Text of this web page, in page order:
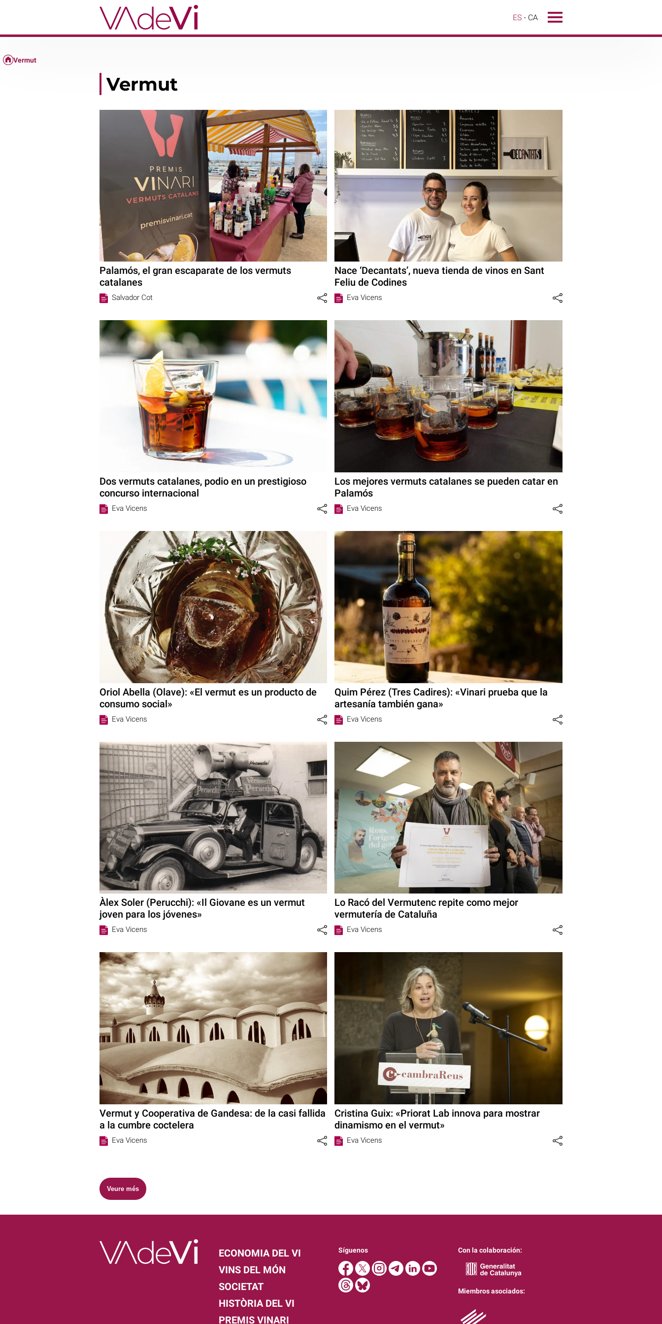
ES CA
Vermut
Vermut
Palamós, el gran escaparate de los vermuts
catalanes
Salvador Cot
Nace ‘Decantats’, nueva tienda de vinos en Sant
Feliu de Codines
Eva Vicens
Dos vermuts catalanes, podio en un prestigioso
concurso internacional
Eva Vicens
Los mejores vermuts catalanes se pueden catar en
Palamós
Eva Vicens
Oriol Abella (Olave): «El vermut es un producto de
consumo social»
Eva Vicens
Quim Pérez (Tres Cadires): «Vinari prueba que la
artesanía también gana»
Eva Vicens
Àlex Soler (Perucchi): «Il Giovane es un vermut
joven para los jóvenes»
Eva Vicens
Lo Racó del Vermutenc repite como mejor
vermutería de Cataluña
Eva Vicens
Vermut y Cooperativa de Gandesa: de la casi fallida
a la cumbre coctelera
Eva Vicens
Cristina Guix: «Priorat Lab innova para mostrar
dinamismo en el vermut»
Eva Vicens
Veure més
ECONOMIA DEL VI
VINS DEL MÓN
SOCIETAT
HISTÒRIA DEL VI
PREMIS VINARI
Síguenos Con la colaboración:
Miembros asociados: